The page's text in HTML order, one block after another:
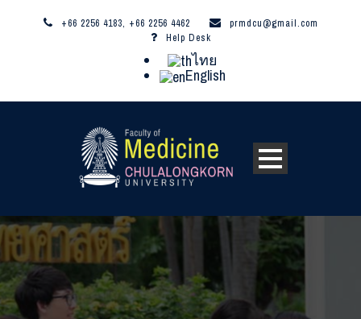
+66 2256 4183, +66 2256 4462
prmdcu@gmail.com
Help Desk
ไทย
English